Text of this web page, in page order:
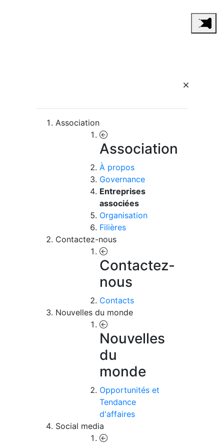
Association
Association
À propos
Governance
Entreprises
associées
Organisation
Filières
Contactez-nous
Contactez-
nous
Contacts
Nouvelles du monde
Nouvelles
du
monde
Opportunités et
Tendance
d'affaires
Social media